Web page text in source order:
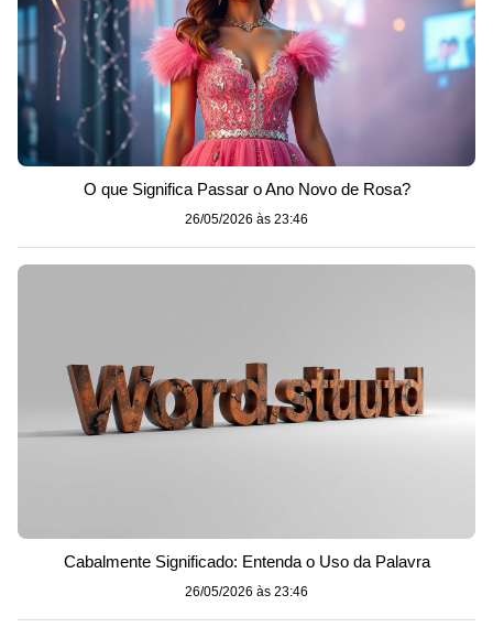
O que Significa Passar o Ano Novo de Rosa?
26/05/2026 às 23:46
Cabalmente Significado: Entenda o Uso da Palavra
26/05/2026 às 23:46